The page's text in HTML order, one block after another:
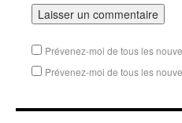
Prévenez-moi de tous les
Prévenez-moi de tous les